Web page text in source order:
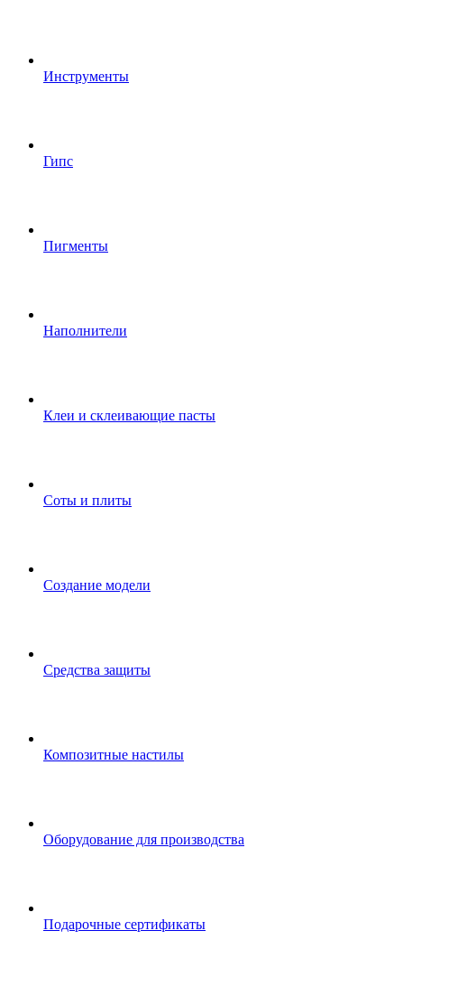
Инструменты
Гипс
Пигменты
Наполнители
Клеи и склеивающие пасты
Соты и плиты
Создание модели
Средства защиты
Композитные настилы
Оборудование для производства
Подарочные сертификаты